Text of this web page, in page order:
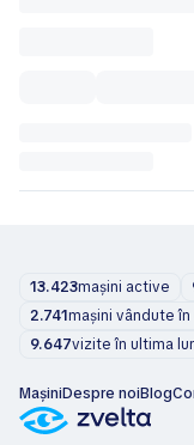
13.423mașini active
2.741mașini vândute
9.647vizite în ultima
MașiniDespre noiBlog